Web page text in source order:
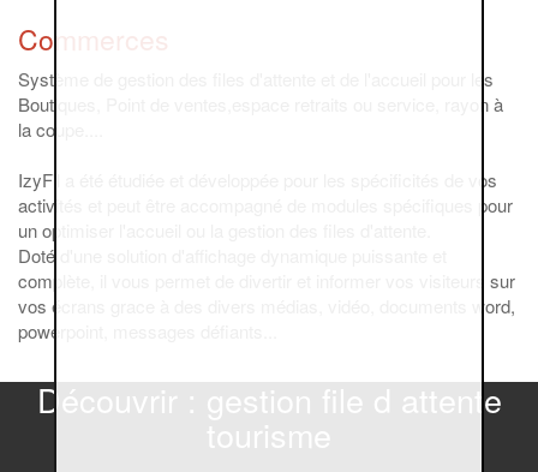
Commerces
Système de gestion des files d'attente et de l'accueil pour les
Boutiques, Point de ventes,espace retraits ou service, rayon à
la coupe....
IzyFil a été étudiée et développée pour les spécificités de vos
activités et peut être accompagné de modules spécifiques pour
un optimiser l'accueil ou la gestion des files d'attente.
Doté d'une solution d'affichage dynamique puissante et
complète, il vous permet de divertir et informer vos visiteurs sur
vos écrans grace à des divers médias, vidéo, documents word,
powerpoint, messages défiants...
Découvrir : gestion file d attente